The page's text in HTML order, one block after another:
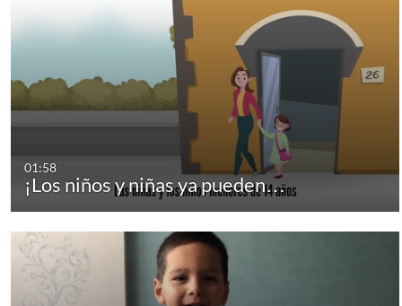
01:58
¡Los niños y niñas ya pueden…